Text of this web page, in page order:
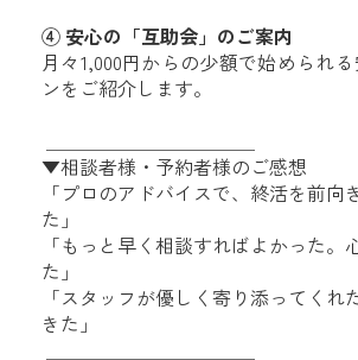
④ 安心の「互助会」のご案内
月々1,000円からの少額で始められ
ンをご紹介します。
▼相談者様・予約者様のご感想
「プロのアドバイスで、終活を前向
た」
「もっと早く相談すればよかった。
た」
「スタッフが優しく寄り添ってくれ
きた」